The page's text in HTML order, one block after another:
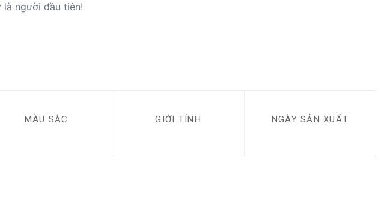
là người đầu tiên!
MÀU SẮC GIỚI TÍNH NGÀY SẢN XUẤT